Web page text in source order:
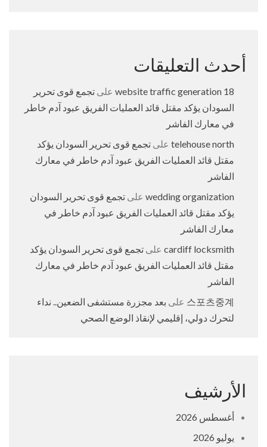
أحدث التعليقات
18 website traffic generation على تجمع قوى تحرير
السودان يؤكد مقتل قائد العمليات الفريق عبود آدم خاطر
في معارك الفاشر
telehouse north على تجمع قوى تحرير السودان يؤكد
مقتل قائد العمليات الفريق عبود آدم خاطر في معارك
الفاشر
wedding organization على تجمع قوى تحرير السودان
يؤكد مقتل قائد العمليات الفريق عبود آدم خاطر في
معارك الفاشر
cardiff locksmith على تجمع قوى تحرير السودان يؤكد
مقتل قائد العمليات الفريق عبود آدم خاطر في معارك
الفاشر
스포츠중계 على بعد مجزرة مستشفى الضعين.. نداء
لتحرك دولي، إقليمي لإنقاذ الوضع الصحي
الأرشيف
أغسطس 2026
يوليو 2026